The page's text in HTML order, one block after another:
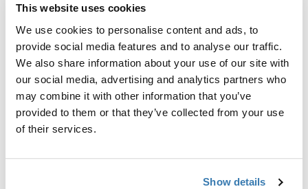
This website uses cookies
We use cookies to personalise content and ads, to
provide social media features and to analyse our traffic.
We also share information about your use of our site with
our social media, advertising and analytics partners who
may combine it with other information that you’ve
provided to them or that they’ve collected from your use
of their services.
Show details
Toggle features
Alle Eigenschaften
Toggle techspec
Technische Daten
Toggle guides and instructions
Anleitung